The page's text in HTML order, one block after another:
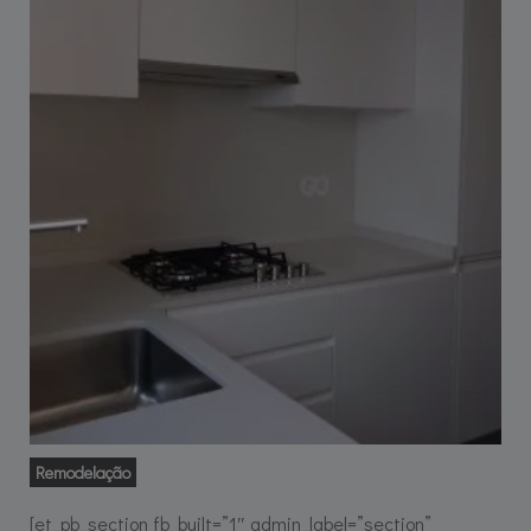
Remodelação
[et_pb_section fb_built=”1″ admin_label=”section”